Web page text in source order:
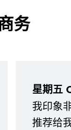
务
星期五
我印象
推荐给